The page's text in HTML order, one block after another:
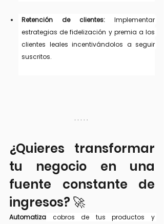
Retención de clientes: Implementar
estrategias de fidelización y premia a los
clientes leales incentivándolos a seguir
suscritos.
¿Quieres transformar
tu negocio en una
fuente constante de
ingresos? 🚀
Automatiza cobros de tus productos y